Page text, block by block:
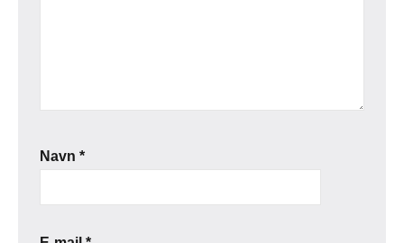
Navn *